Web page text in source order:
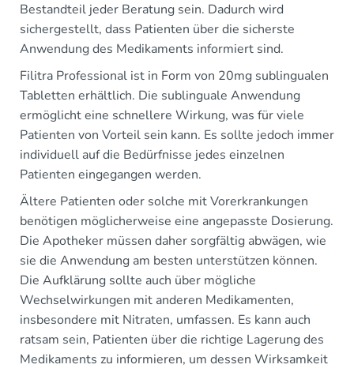
Bestandteil jeder Beratung sein. Dadurch wird
sichergestellt, dass Patienten über die sicherste
Anwendung des Medikaments informiert sind.
Filitra Professional ist in Form von 20mg sublingualen
Tabletten erhältlich. Die sublinguale Anwendung
ermöglicht eine schnellere Wirkung, was für viele
Patienten von Vorteil sein kann. Es sollte jedoch immer
individuell auf die Bedürfnisse jedes einzelnen
Patienten eingegangen werden.
Ältere Patienten oder solche mit Vorerkrankungen
benötigen möglicherweise eine angepasste Dosierung.
Die Apotheker müssen daher sorgfältig abwägen, wie
sie die Anwendung am besten unterstützen können.
Die Aufklärung sollte auch über mögliche
Wechselwirkungen mit anderen Medikamenten,
insbesondere mit Nitraten, umfassen. Es kann auch
ratsam sein, Patienten über die richtige Lagerung des
Medikaments zu informieren, um dessen Wirksamkeit